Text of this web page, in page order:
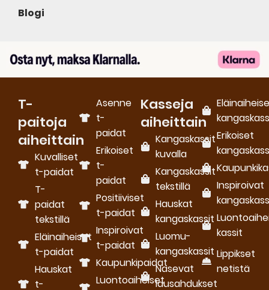
Blogi
T-
paitoja
aiheittain
Kuvalliset
t-paidat
T-
paidat
tekstillä
Eläinaiheiset
t-paidat
Hauskat
t-
Asenne
t-
paidat
Erikoiset
t-
paidat
Positiiviset
t-paidat
Inspiroivat
t-paidat
Kaupunkipaidat
Luontoaiheiset
Kasseja
aiheittain
Kangaskassit
kuvalla
Kangaskassit
tekstillä
Hauskat
kangaskassit
Luomu­
kangaskassit
Nasevat
lausahdukset
Erikoiset
Inspiroivat
kassit
Lippikset
netistä